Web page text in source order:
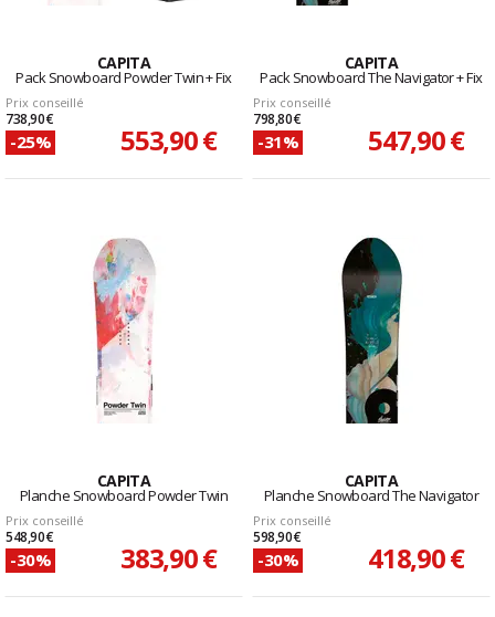
CAPITA
Pack Snowboard Powder Twin + Fix
Prix conseillé
738,90 €
-25% 553,90 €
CAPITA
Pack Snowboard The Navigator + Fix
Prix conseillé
798,80 €
-31% 547,90 €
CAPITA
Planche Snowboard Powder Twin
Prix conseillé
548,90 €
-30% 383,90 €
CAPITA
Planche Snowboard The Navigator
Prix conseillé
598,90 €
-30% 418,90 €